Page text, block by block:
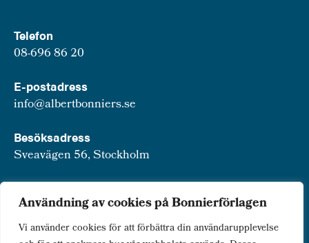
Användning av cookies på Bonnierförlagen
Vi använder cookies för att förbättra din användarupplevelse
Telefon
08-696 86 20
E-postadress
info@albertbonniers.se
Besöksadress
Sveavägen 56, Stockholm
Box 3159, 103 63 Stockholm